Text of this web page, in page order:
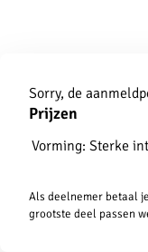
Aanmelden
Sorry, de
Prijzen
Vorming: Sterke
Als deelnemer betaal
grootste deel passen